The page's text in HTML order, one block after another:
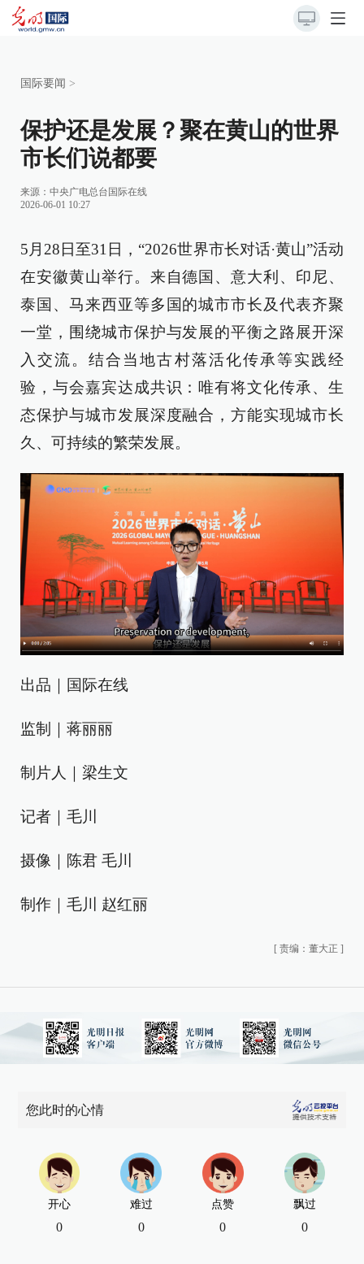
国际要闻 >
保护还是发展？聚在黄山的世界
市长们说都要
来源： 中央广电总台国际在线
2026-06-01 10:27
5月28日至31日，“2026世界市长对话·黄山”活动
在安徽黄山举行。来自德国、意大利、印尼、
泰国、马来西亚等多国的城市市长及代表齐聚
一堂，围绕城市保护与发展的平衡之路展开深
入交流。结合当地古村落活化传承等实践经
验，与会嘉宾达成共识：唯有将文化传承、生
态保护与城市发展深度融合，方能实现城市长
久、可持续的繁荣发展。
出品｜国际在线
监制｜蒋丽丽
制片人｜梁生文
记者｜毛川
摄像｜陈君 毛川
制作｜毛川 赵红丽
[ 责编：董大正 ]
您此时的心情
开心
0
难过
0
点赞
0
飘过
0